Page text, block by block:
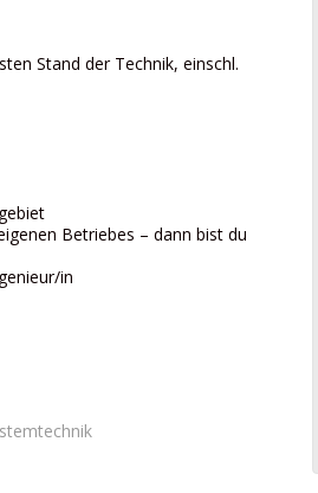
Stand der Technik, einschl.
Betriebes – dann bist du
in